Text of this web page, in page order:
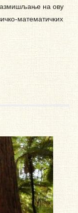
на ову
математичких